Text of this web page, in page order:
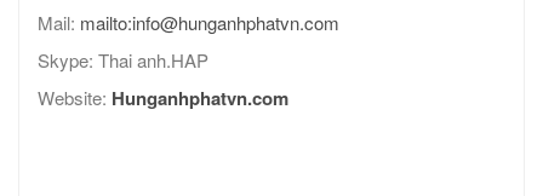
Mail: mailto:info@hunganhphatvn.com
Skype: Thai anh.HAP
Website: Hunganhphatvn.com